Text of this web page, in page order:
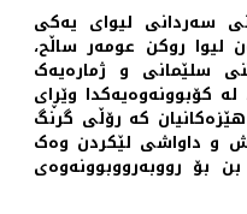
سەردانی لیوای یەکی
لیوا روکن عومەر ساڵح،
سلێمانی و ژمارەیەک
کۆبوونەوەیەکدا وێڕای
کە رۆڵی گرنگ
و داواشی لێکردن وەک
بۆ رووبەرووبوونەوەی